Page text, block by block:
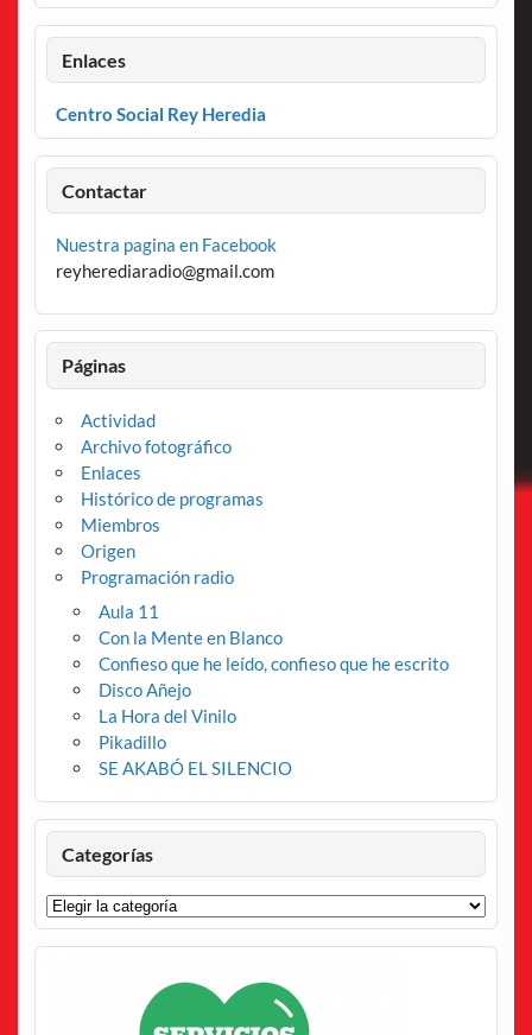
Enlaces
Centro Social Rey Heredia
Contactar
Nuestra pagina en Facebook
reyherediaradio@gmail.com
Páginas
Actividad
Archivo fotográfico
Enlaces
Histórico de programas
Miembros
Origen
Programación radio
Aula 11
Con la Mente en Blanco
Confieso que he leído, confieso que he escrito
Disco Añejo
La Hora del Vinilo
Pikadillo
SE AKABÓ EL SILENCIO
Categorías
Categorías